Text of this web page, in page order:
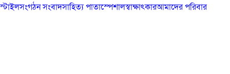
সংগঠন সংবাদসাহিত্য পাতাস্পেশালস্বাক্ষাৎকারআমাদের পরিবার